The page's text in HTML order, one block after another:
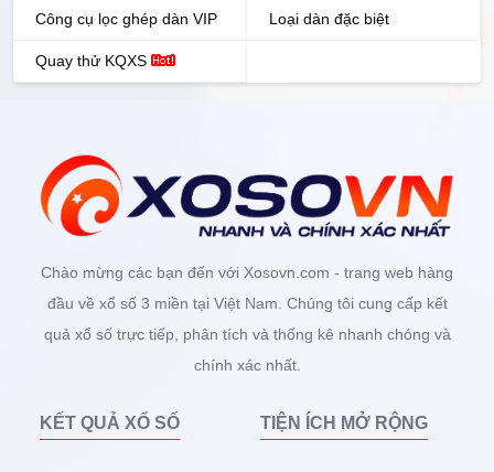
Công cụ lọc ghép dàn VIP Loại dàn đặc biệt
Quay thử KQXS
Chào mừng các bạn đến với Xosovn.com - trang web hàng
đầu về xổ số 3 miền tại Việt Nam. Chúng tôi cung cấp kết
quả xổ số trực tiếp, phân tích và thống kê nhanh chóng và
chính xác nhất.
KẾT QUẢ XỔ SỐ TIỆN ÍCH MỞ RỘNG